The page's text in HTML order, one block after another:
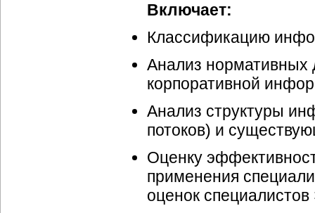
Включает:
Классификацию
Анализ нормативных
корпоративной
Анализ структуры
потоков) и
Оценку
применения
оценок